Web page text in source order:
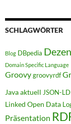
SCHLAGWÖRTER
Blog DBpedia
Domain Specific Language
Groovygroovyrdf
Java aktuell JSON-LD
Linked Open Data
Präsentation